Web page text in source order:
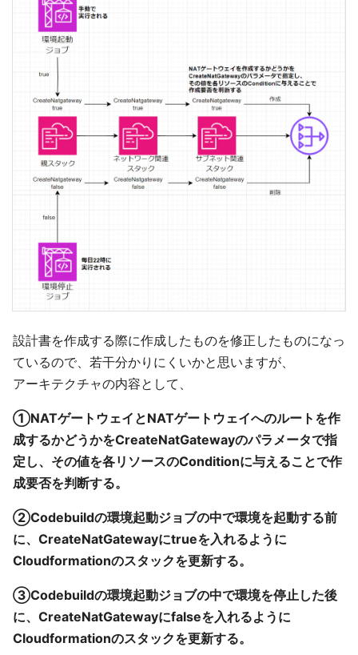
設計書を作成する際に作成したものを修正したものになっ
ているので、若干分かりにくいかと思いますが、
アーキテクチャの内容として、
①NATゲートウェイとNATゲートウェイへのルートを作
成するかどうかをCreateNatGatewayのパラメータで指
定し、その値を各リソースのConditionに与えることで作
成要否を判断する。
②Codebuildの環境起動ジョブの中で環境を起動する前
に、CreateNatGatewayにtrueを入れるように
Cloudformationのスタックを更新する。
③Codebuildの環境起動ジョブの中で環境を停止した後
に、CreateNatGatewayにfalseを入れるように
Cloudformationのスタックを更新する。